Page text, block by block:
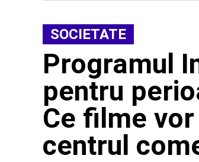
SOCIETATE
Programul
pentru
Ce filme
centrul